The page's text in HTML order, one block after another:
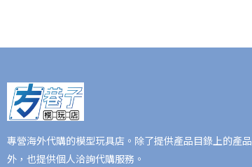
專營海外代購的模型玩具店。除了提供產品目錄上的產品
外，也提供個人洽詢代購服務。